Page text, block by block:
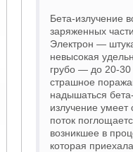
Бета-излучение
заряженных
Электрон —
невысокая
грубо — до 20-
страшное
надышаться
излучение умеет
поток
возникшее в
которая